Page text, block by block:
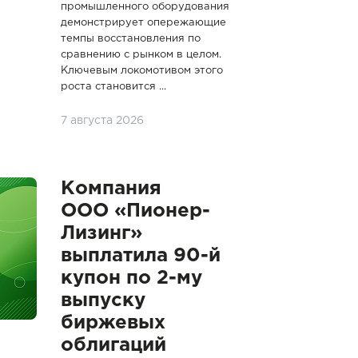
промышленного оборудования
демонстрирует опережающие
темпы восстановления по
сравнению с рынком в целом.
Ключевым локомотивом этого
роста становится ...
7 августа 2026
Компания
ООО «Пионер-
Лизинг»
выплатила 90-й
купон по 2-му
выпуску
биржевых
облигаций